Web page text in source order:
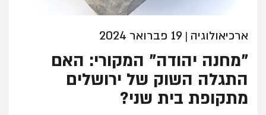
ארכיאולוגיה | 19 פברואר 2024
"מחנה יהודה" המקורי: האם
התגלה השוק של ירושלים
מתקופת בית שני?